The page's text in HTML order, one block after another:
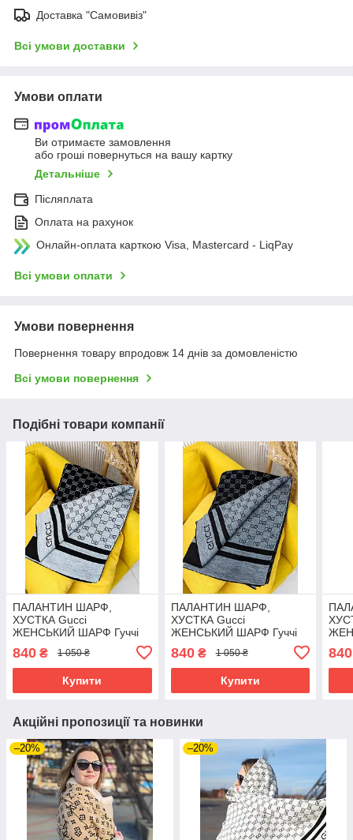
Доставка "Самовивіз"
Всі умови доставки
Умови оплати
Ви отримаєте замовлення
або гроші повернуться на вашу картку
Детальніше
Післяплата
Оплата на рахунок
Онлайн-оплата карткою Visa, Mastercard - LiqPay
Всі умови оплати
Умови повернення
Повернення товару впродовж 14 днів за домовленістю
Всі умови повернення
Подібні товари компанії
ПАЛАНТИН ШАРФ,
ХУСТКА Gucci
ЖЕНСЬКИЙ ШАРФ Гуччі
840 ₴ 1 050 ₴
Купити
ПАЛАНТИН ШАРФ,
ХУСТКА Gucci
ЖЕНСЬКИЙ ШАРФ Гуччі
840₴ 1 050 ₴
Купити
840
Акційні пропозиції та новинки
–20% –20%